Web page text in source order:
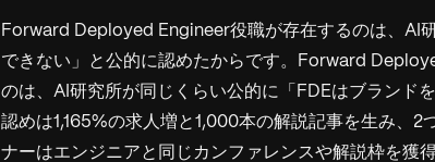
Forward Deployed Engineer役職が存在するのは、AI
できない」と公的に認めたからです。Forward
のは、AI研究所が同じくらい公的に「FDEはブランド
認めは1,165%の求人増と1,000本の解説記事を生み、2
ナーはエンジニアと同じカンファレンスや解説枠を獲